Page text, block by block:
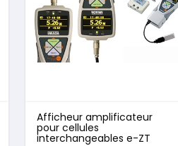
Afficheur amplificateur
pour cellules
interchangeables e-ZT